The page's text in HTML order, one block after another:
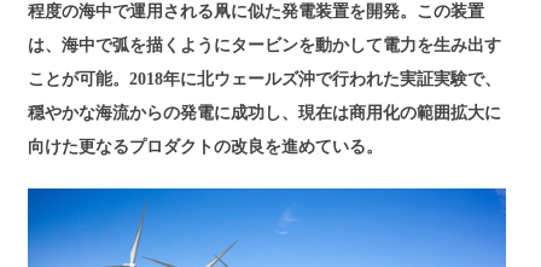
程度の海中で運用される凧に似た発電装置を開発。この装置
は、海中で弧を描くようにタービンを動かして電力を生み出す
ことが可能。2018年に北ウェールズ沖で行われた実証実験で、
穏やかな海流からの発電に成功し、現在は商用化の範囲拡大に
向けた更なるプロダクトの改良を進めている。